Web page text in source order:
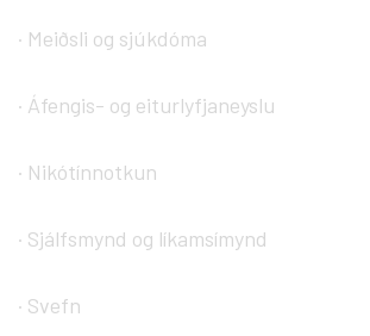
· Meiðsli og sjúkdóma
· Áfengis- og eiturlyfjaneyslu
· Nikótínnotkun
· Sjálfsmynd og líkamsímynd
· Svefn